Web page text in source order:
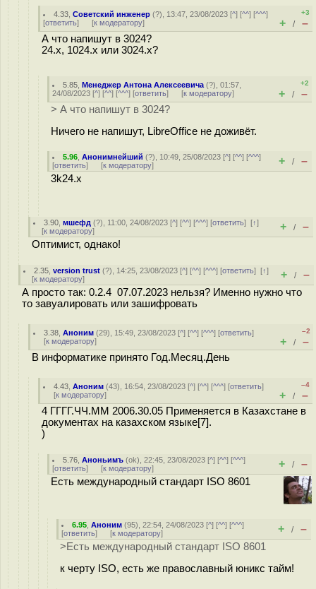
4.33 ,Советский инженер (?), 13:47, 23/08/2023 [^] [^^] [^^^]
[ответить] [к модератору]
+3
+ / –
А что напишут в 3024?
24.х, 1024.х или 3024.х?
5.85 ,Менеджер Антона Алексеевича (?), 01:57,
24/08/2023 [^] [^^] [^^^] [ответить] [к модератору]
+2
+ / –
> А что напишут в 3024?
Ничего не напишут, LibreOffice не доживёт.
5.96 ,Анонимнейший (?), 10:49, 25/08/2023 [^] [^^] [^^^]
[ответить] [к модератору] + / –
3k24.x
3.90 ,мшефд (?), 11:00, 24/08/2023 [^] [^^] [^^^] [ответить][↑]
[к модератору] + / –
Оптимист, однако!
2.35 ,version trust (?), 14:25, 23/08/2023 [^] [^^] [^^^] [ответить][↑]
[к модератору] + / –
А просто так: 0.2.4 07.07.2023 нельзя? Именно нужно что
то завуалировать или зашифровать
3.38 ,Аноним (29), 15:49, 23/08/2023 [^] [^^] [^^^] [ответить]
[к модератору]
–2
+ / –
В информатике принято Год.Месяц.День
4.43 ,Аноним (43), 16:54, 23/08/2023 [^] [^^] [^^^] [ответить]
[к модератору]
–4
+ / –
4 ГГГГ.ЧЧ.ММ 2006.30.05 Применяется в Казахстане в
документах на казахском языке[7].
)
5.76 ,Аноньимъ (ok), 22:45, 23/08/2023 [^] [^^] [^^^]
[ответить] [к модератору] + / –
Есть международный стандарт ISO 8601
6.95 ,Аноним (95), 22:54, 24/08/2023 [^] [^^] [^^^]
[ответить] [к модератору] + / –
>Есть международный стандарт ISO 8601
к черту ISO, есть же православный юникс тайм!